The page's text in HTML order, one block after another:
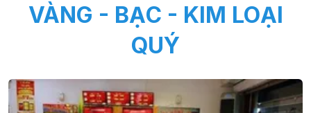
VÀNG - BẠC - KIM LOẠI
QUÝ